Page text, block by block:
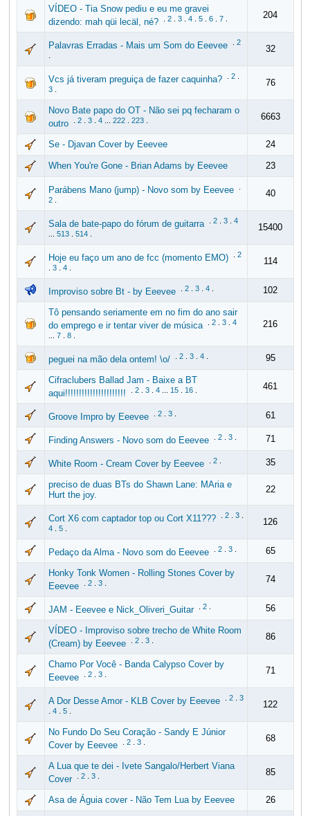
VÍDEO - Tia Snow pediu e eu me gravei
dizendo: mah qüi lecäl, né?
2. 3. 4. 5. 6. 7. 204
Palavras Erradas - Mais um Som do Eeevee
2
32
Vcs já tiveram preguiça de fazer caquinha? 2.
3.
76
Novo Bate papo do OT - Não sei pq fecharam o
outro
2. 3. 4... 222. 223. 6663
Se - Djavan Cover by Eeevee 24
When You're Gone - Brian Adams by Eeevee 23
Parábens Mano (jump) - Novo som by Eeevee
2.
40
Sala de bate-papo do fórum de guitarra 2. 3. 4
513. 514.
15400
Hoje eu faço um ano de fcc (momento EMO)
2
3. 4.
114
Improviso sobre Bt - by Eeevee 2. 3. 4. 102
Tô pensando seriamente em no fim do ano sair
do emprego e ir tentar viver de música
2. 3. 4
7. 8.
216
peguei na mão dela ontem! \o/ 2. 3. 4. 95
Cifraclubers Ballad Jam - Baixe a BT
aqui!!!!!!!!!!!!!!!!!!!!!!
2. 3. 4... 15. 16. 461
Groove Impro by Eeevee 2. 3. 61
Finding Answers - Novo som do Eeevee 2. 3. 71
White Room - Cream Cover by Eeevee 2. 35
preciso de duas BTs do Shawn Lane: MAria e
Hurt the joy.
22
Cort X6 com captador top ou Cort X11??? 2. 3.
4. 5.
126
Pedaço da Alma - Novo som do Eeevee 2. 3. 65
Honky Tonk Women - Rolling Stones Cover by
Eeevee
2. 3. 74
JAM - Eeevee e Nick_Oliveri_Guitar 2. 56
VÍDEO - Improviso sobre trecho de White Room
(Cream) by Eeevee
2. 3. 86
Chamo Por Você - Banda Calypso Cover by
Eeevee
2. 3. 71
A Dor Desse Amor - KLB Cover by Eeevee 2. 3
4. 5.
122
No Fundo Do Seu Coração - Sandy E Júnior
Cover by Eeevee
2. 3. 68
A Lua que te dei - Ivete Sangalo/Herbert Viana
Cover
2. 3. 85
Asa de Águia cover - Não Tem Lua by Eeevee 26